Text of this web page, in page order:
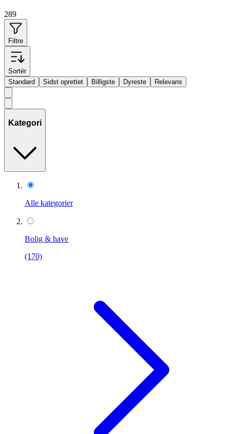
289
Filtre
Sortér
Standard
Sidst oprettet Billigste Dyreste Relevans
Kategori
Alle kategorier
Bolig & have
(170)